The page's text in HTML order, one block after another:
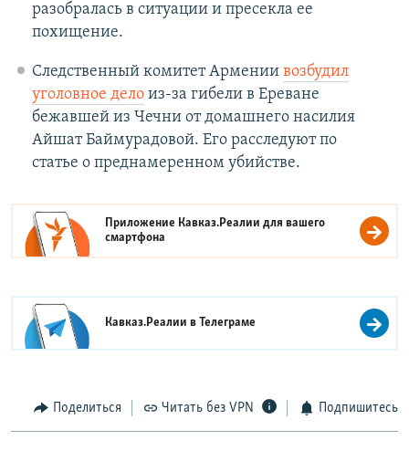
разобралась в ситуации и пресекла ее
похищение.
Следственный комитет Армении возбудил
уголовное делоиз-за гибели в Ереване
бежавшей из Чечни от домашнего насилия
Айшат Баймурадовой. Его расследуют по
статье о преднамеренном убийстве.
Приложение Кавказ.Реалии для вашего
смартфона
Кавказ.Реалии вТелеграме
Поделиться Читать без VPN Подпишитесь